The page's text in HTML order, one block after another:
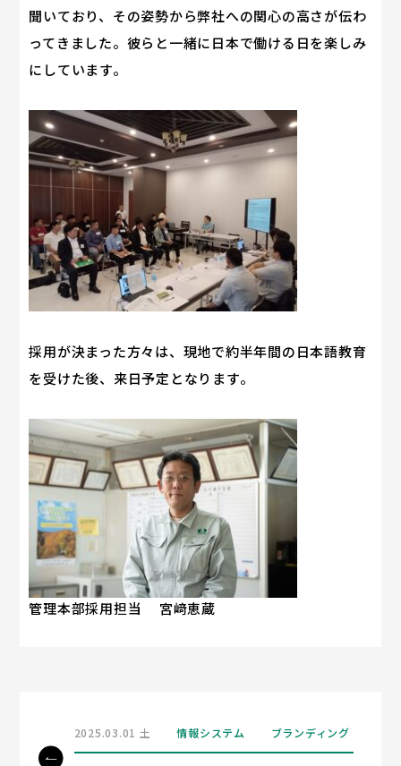
聞いており、その姿勢から弊社への関心の高さが伝わ
ってきました。彼らと一緒に日本で働ける日を楽しみ
にしています。
採用が決まった方々は、現地で約半年間の日本語教育
を受けた後、来日予定となります。
管理本部採用担当 宮﨑恵蔵
2025.03.01 土 情報システム ブランディング